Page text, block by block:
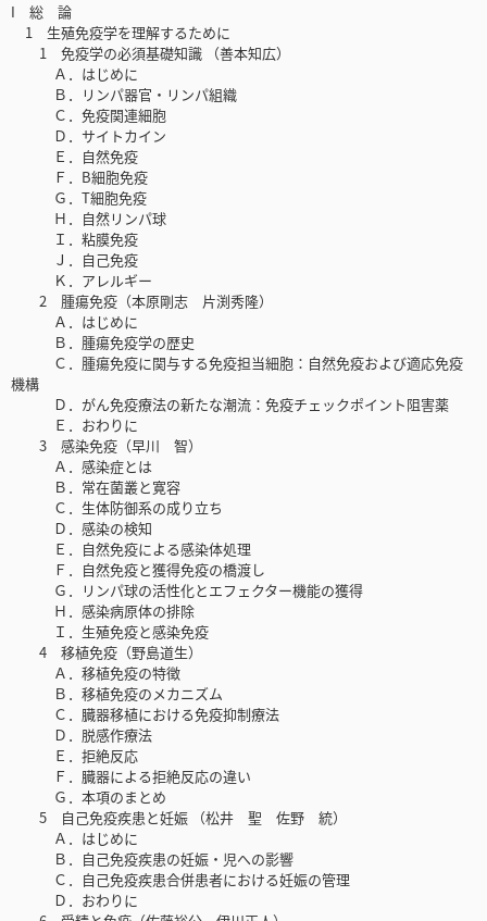
I 総 論
1 生殖免疫学を理解するために
1 免疫学の必須基礎知識 （善本知広）
Ａ．はじめに
Ｂ．リンパ器官・リンパ組織
Ｃ．免疫関連細胞
Ｄ．サイトカイン
Ｅ．自然免疫
Ｆ．B細胞免疫
Ｇ．T細胞免疫
Ｈ．自然リンパ球
Ｉ．粘膜免疫
Ｊ．自己免疫
Ｋ．アレルギー
2 腫瘍免疫（本原剛志 片渕秀隆）
Ａ．はじめに
Ｂ．腫瘍免疫学の歴史
Ｃ．腫瘍免疫に関与する免疫担当細胞：自然免疫および適応免疫
機構
Ｄ．がん免疫療法の新たな潮流：免疫チェックポイント阻害薬
Ｅ．おわりに
3 感染免疫（早川 智）
Ａ．感染症とは
Ｂ．常在菌叢と寛容
Ｃ．生体防御系の成り立ち
Ｄ．感染の検知
Ｅ．自然免疫による感染体処理
Ｆ．自然免疫と獲得免疫の橋渡し
Ｇ．リンパ球の活性化とエフェクター機能の獲得
Ｈ．感染病原体の排除
Ｉ．生殖免疫と感染免疫
4 移植免疫（野島道生）
Ａ．移植免疫の特徴
Ｂ．移植免疫のメカニズム
Ｃ．臓器移植における免疫抑制療法
Ｄ．脱感作療法
Ｅ．拒絶反応
Ｆ．臓器による拒絶反応の違い
Ｇ．本項のまとめ
5 自己免疫疾患と妊娠 （松井 聖 佐野 統）
Ａ．はじめに
Ｂ．自己免疫疾患の妊娠・児への影響
Ｃ．自己免疫疾患合併患者における妊娠の管理
Ｄ．おわりに